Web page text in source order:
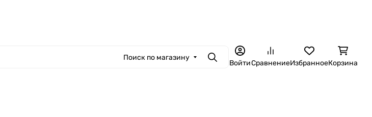
Поиск по магазину ПоискВойтиСравнениеИзбранноеКорзина